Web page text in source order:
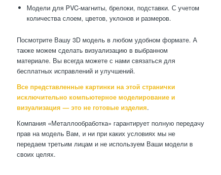
Модели для PVC-магниты, брелоки, подставки. С учетом
количества слоем, цветов, уклонов и размеров.
Посмотрите Вашу 3D модель в любом удобном формате. А
также можем сделать визуализацию в выбранном
материале. Вы всегда можете с нами связаться для
бесплатных исправлений и улучшений.
Все представленные картинки на этой странички
исключительно компьютерное моделирование и
визуализация — это не готовые изделия.
Компания «Металлообработка» гарантирует полную передачу
прав на модель Вам, и ни при каких условиях мы не
передаем третьим лицам и не используем Ваши модели в
своих целях.